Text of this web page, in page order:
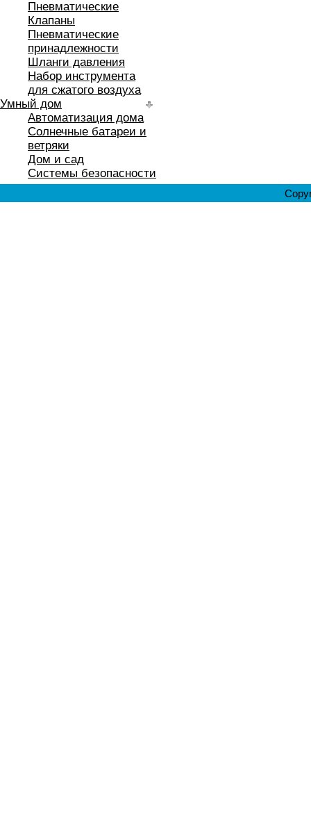
Пневматические
Клапаны
Пневматические
принадлежности
Шланги давления
Набор инструмента
для сжатого воздуха
Умный дом
Автоматизация дома
Солнечные батареи и
ветряки
Дом и сад
Системы безопасности